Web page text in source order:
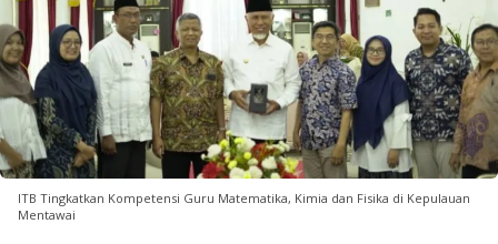
ITB Tingkatkan Kompetensi Guru Matematika, Kimia dan Fisika di Kepulauan
Mentawai